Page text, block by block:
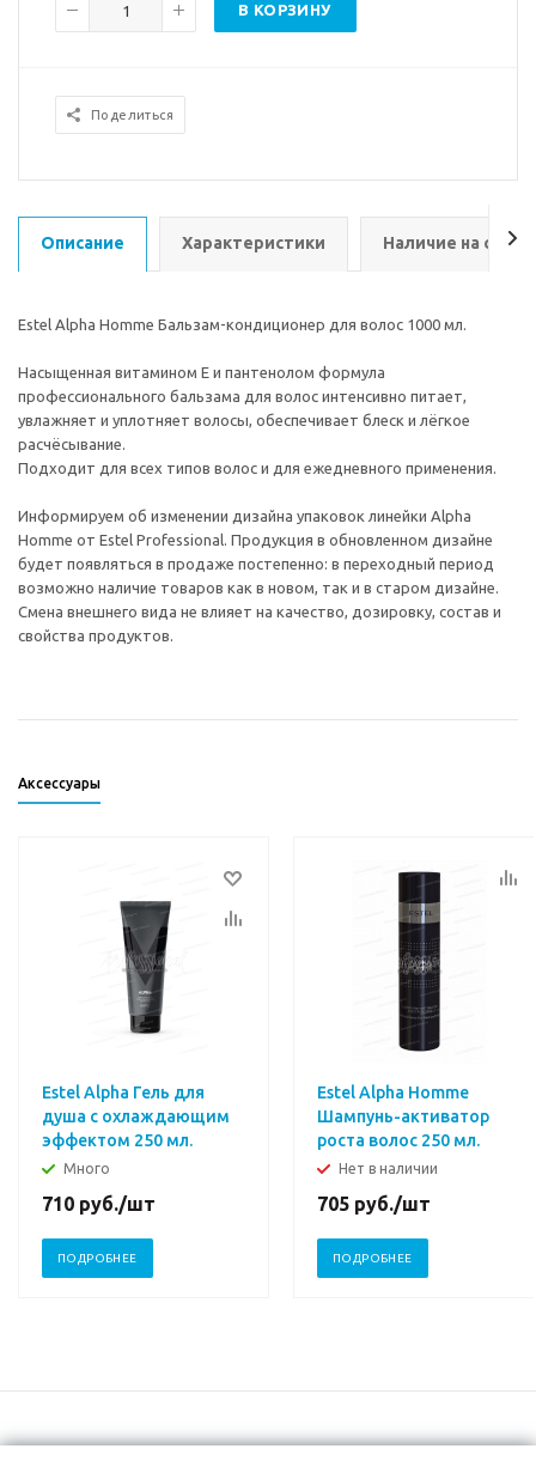
В КОРЗИНУ
Поделиться
Описание Характеристики Наличие на
Estel Alpha Homme Бальзам-кондиционер для волос 1000 мл.
Насыщенная витамином E и пантенолом формула
профессионального бальзама для волос интенсивно питает,
увлажняет и уплотняет волосы, обеспечивает блеск и лёгкое
расчёсывание.
Подходит для всех типов волос и для ежедневного применения.
Информируем об изменении дизайна упаковок линейки Alpha
Homme от Estel Professional. Продукция в обновленном дизайне
будет появляться в продаже постепенно: в переходный период
возможно наличие товаров как в новом, так и в старом дизайне.
Смена внешнего вида не влияет на качество, дозировку, состав и
свойства продуктов.
Аксессуары
Estel Alpha Гель для
душа с охлаждающим
эффектом 250 мл.
Много
710 руб./шт
ПОДРОБНЕЕ
Estel Alpha Homme
Шампунь-активатор
роста волос 250 мл.
Нет в наличии
705 руб./шт
ПОДРОБНЕЕ